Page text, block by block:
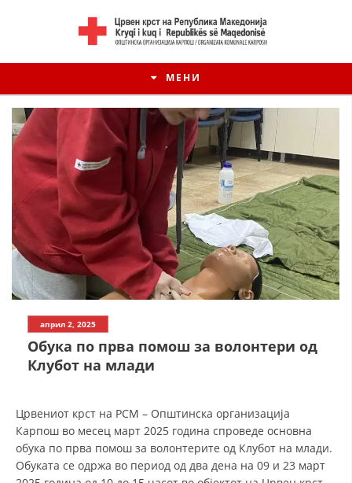
МЕНИ
април 2, 2025
Обука по прва помош за волонтери од
Клубот на млади
Црвениот крст на РСМ – Општинска организација
Карпош во месец март 2025 година спроведе основна
обука по прва помош за волонтерите од Клубот на млади.
Обуката се одржа во период од два дена на 09 и 23 март